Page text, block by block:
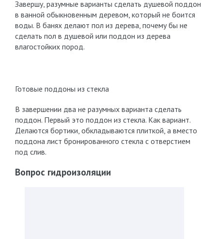
Завершу, разумные варианты сделать душевой поддон
в ванной обыкновенным деревом, который не боится
воды. В банях делают пол из дерева, почему бы не
сделать пол в душевой или поддон из дерева
влагостойких пород.
Готовые поддоны из стекла
В завершении два не разумных варианта сделать
поддон. Первый это поддон из стекла. Как вариант.
Делаются бортики, обкладываются плиткой, а вместо
поддона лист бронированного стекла с отверстием
под слив.
Вопрос гидроизоляции